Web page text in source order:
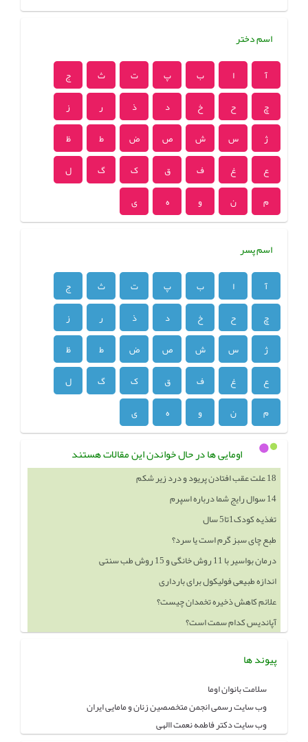
اسم دختر
آ ا ب پ ت ث
ج
چ
ح خ د ذ ر
ز
ژ
س ش ص ض ط
ظ
ع
غ ف ق ک گ
ل
م
ن و ه ی
اسم پسر
آ ا ب پ ت ث
ج
چ
ح خ د ذ ر
ز
ژ
س ش ص ض ط
ظ
ع
غ ف ق ک گ
ل
م
ن و ه ی
اومایی ها در حال خواندن این مقالات هستند
14 سوال رایج شما درباره اسپرم
تغذیه کودک1تا5 سال
طبع چای سبز گرم است یا سرد؟
درمان بواسیر با 11 روش خانگی و 15 روش طب سنتی
اندازه طبیعی فولیکول برای بارداری
علائم کاهش ذخیره تخمدان چیست؟
آپاندیس کدام سمت است؟
خوردن چه چيزهايي باعث بزرگ شدن سينه ميشود
پیوند ها
سلامت بانوان اوما
وب سایت رسمی انجمن متخصصین زنان و مامایی ایران
وب سایت دکتر فاطمه نعمت االهی